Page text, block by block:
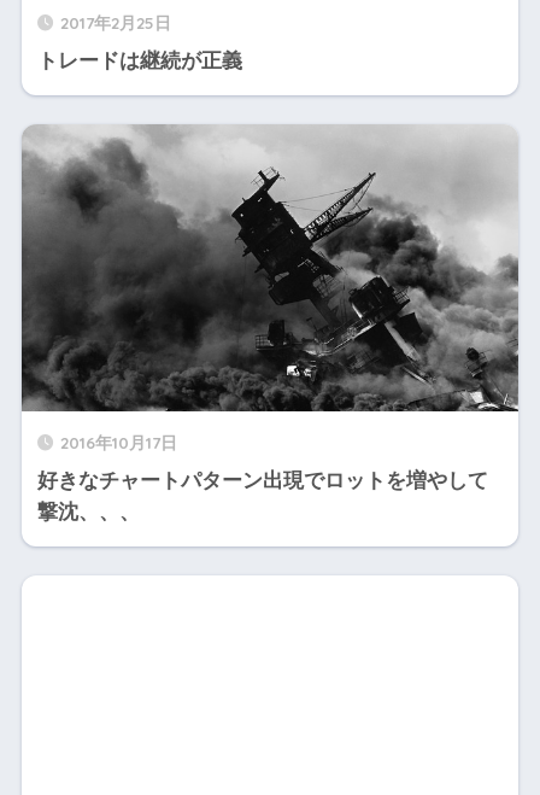
2017年2月25日
トレードは継続が正義
2016年10月17日
好きなチャートパターン出現でロットを増やして
撃沈、、、